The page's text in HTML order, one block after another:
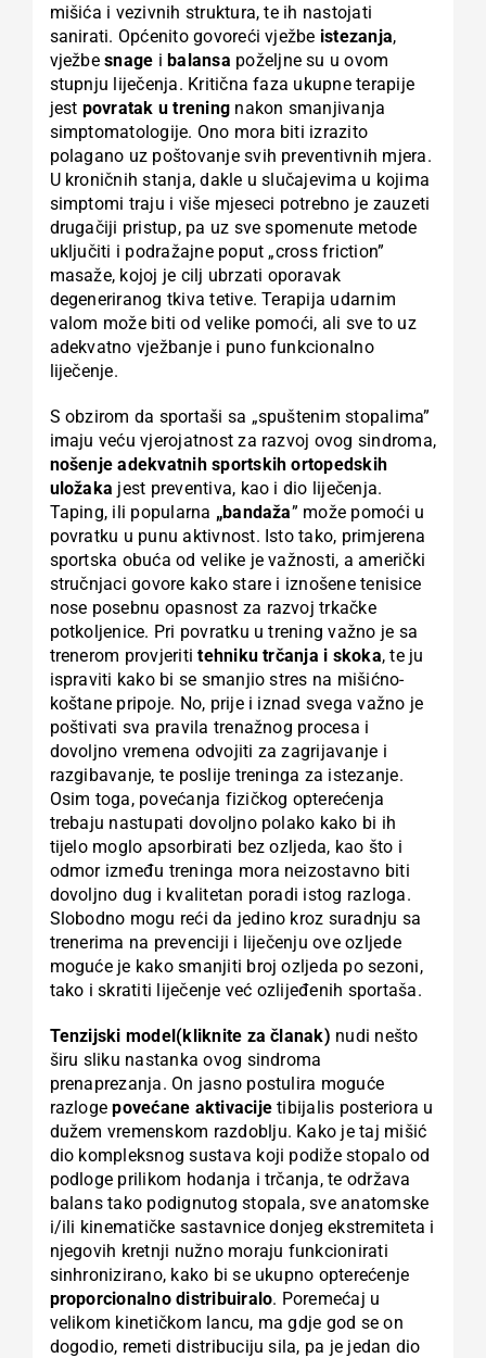
mišića i vezivnih struktura, te ih nastojati
sanirati. Općenito govoreći vježbe istezanja,
vježbesnage ibalansa poželjne su u ovom
stupnju liječenja. Kritična faza ukupne terapije
jest povratak u trening nakon smanjivanja
simptomatologije. Ono mora biti izrazito
polagano uz poštovanje svih preventivnih mjera.
U kroničnih stanja, dakle u slučajevima u kojima
simptomi traju i više mjeseci potrebno je zauzeti
drugačiji pristup, pa uz sve spomenute metode
uključiti i podražajne poput „cross friction”
masaže, kojoj je cilj ubrzati oporavak
degeneriranog tkiva tetive. Terapija udarnim
valom može biti od velike pomoći, ali sve to uz
adekvatno vježbanje i puno funkcionalno
liječenje.
S obzirom da sportaši sa „spuštenim stopalima”
imaju veću vjerojatnost za razvoj ovog sindroma,
nošenje adekvatnih sportskih ortopedskih
uložaka jest preventiva, kao i dio liječenja.
Taping, ili popularna „bandaža” može pomoći u
povratku u punu aktivnost. Isto tako, primjerena
sportska obuća od velike je važnosti, a američki
stručnjaci govore kako stare i iznošene tenisice
nose posebnu opasnost za razvoj trkačke
potkoljenice. Pri povratku u trening važno je sa
trenerom provjerititehniku trčanja i skoka, te ju
ispraviti kako bi se smanjio stres na mišićno-
koštane pripoje. No, prije i iznad svega važno je
poštivati sva pravila trenažnog procesa i
dovoljno vremena odvojiti za zagrijavanje i
razgibavanje, te poslije treninga za istezanje.
Osim toga, povećanja fizičkog opterećenja
trebaju nastupati dovoljno polako kako bi ih
tijelo moglo apsorbirati bez ozljeda, kao što i
odmor između treninga mora neizostavno biti
dovoljno dug i kvalitetan poradi istog razloga.
Slobodno mogu reći da jedino kroz suradnju sa
trenerima na prevenciji i liječenju ove ozljede
moguće je kako smanjiti broj ozljeda po sezoni,
tako i skratiti liječenje već ozlijeđenih sportaša.
Tenzijski model(kliknite za članak) nudi nešto
širu sliku nastanka ovog sindroma
prenaprezanja. On jasno postulira moguće
razlogepovećane aktivacijetibijalis posteriora u
dužem vremenskom razdoblju. Kako je taj mišić
dio kompleksnog sustava koji podiže stopalo od
podloge prilikom hodanja i trčanja, te održava
balans tako podignutog stopala, sve anatomske
i/ili kinematičke sastavnice donjeg ekstremiteta i
njegovih kretnji nužno moraju funkcionirati
sinhronizirano, kako bi se ukupno opterećenje
proporcionalno distribuiralo. Poremećaj u
velikom kinetičkom lancu, ma gdje god se on
dogodio, remeti distribuciju sila, pa je jedan dio